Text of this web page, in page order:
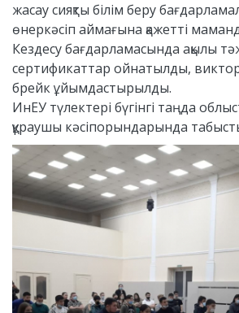
жасау сияқты білім беру
өнеркәсіп аймағына қажетті
Кездесу бағдарламасында ақылы
сертификаттар ойнатылды,
брейк ұйымдастырылды.
ИнЕУ түлектері бүгінгі таңда
құраушы кәсіпорындарында